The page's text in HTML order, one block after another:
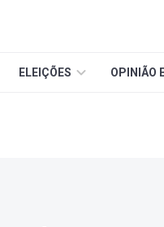
ELEIÇÕES OPINIÃO